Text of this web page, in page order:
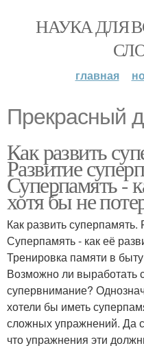
НАУКА ДЛЯ
главная
Прекрасный
Как развить
Развитие
Суперпамять -
хотя бы не
Как развить
Суперпамять - как её
Тренировка памяти в
Возможно ли выработать
супервнимание?
хотели бы иметь
сложных упражнений. Да
что упражнения эти